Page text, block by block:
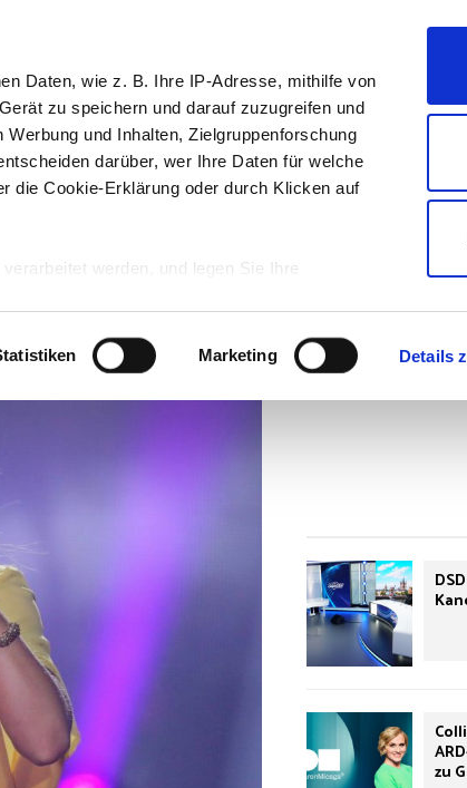
Daten, wie z. B. Ihre IP-Adresse, mithilfe von
zu speichern und darauf zuzugreifen und
und Inhalten, Zielgruppenforschung
darüber, wer Ihre Daten für welche
die Cookie-Erklärung oder durch Klicken auf
werden, und legen Sie Ihre
Funktionen für soziale Medien
analysieren. Außerdem geben wir
Partner für soziale Medien, Werbung
möglicherweise mit weiteren Daten
im Rahmen Ihrer Nutzung der Dienste
Marketing Details
Tegel!
vom
WERBUNG
zu